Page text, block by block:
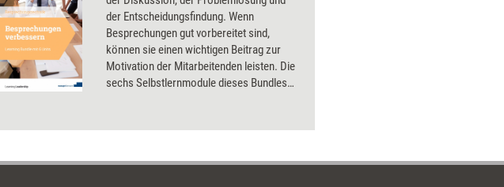
der Entscheidungsfindung. Wenn
Besprechungen gut vorbereitet sind,
können sie einen wichtigen Beitrag zur
Motivation der Mitarbeitenden leisten. Die
sechs Selbstlernmodule dieses Bundles
Kompetenzbereich auszubauen.